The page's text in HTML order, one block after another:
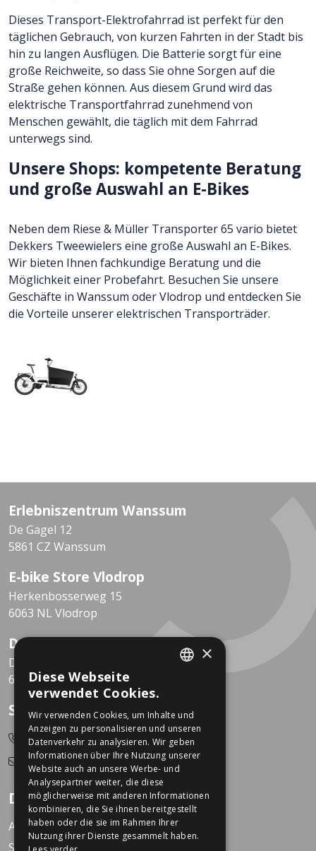
Dieses Transport-Elektrofahrrad ist perfekt für den
täglichen Gebrauch, von kurzen Fahrten in der Stadt bis
hin zu langen Ausflügen. Die Batterie sorgt für eine
große Reichweite, so dass Sie ohne Sorgen auf die
Straße gehen können. Aus diesem Grund wird das
elektrische Transportfahrrad zunehmend von
Menschen gewählt, die täglich mit dem Fahrrad
unterwegs sind.
Unsere Shops: kompetente Beratung
und große Auswahl an E-Bikes
Neben dem Riese & Müller Transporter 65 vario bietet
Dekkers Tweewielers eine große Auswahl an E-Bikes.
Wir bieten Ihnen fachkundige Beratung und die
Möglichkeit einer Probefahrt. Besuchen Sie unsere
Geschäfte in Wanssum oder Vlodrop und entdecken Sie
die Vorteile unserer elektrischen Transporträder.
Erlebniszentrum Wanssum
De Gagel 12
5861 CZ Wanssum
E-bike Store Vlodrop
Herkenbosserweg 15
6063 NL Vlodrop
Dekkers Valkenburg
De Leeuwhof 7
6301 KZ Valkenburg
So erreichen Sie uns
0478-532166
info@dekkerstweewielers.nl
Dekkers Zweiräder
Arbeiten bei Dekkers
Standorte
×
Diese Webseite
verwendet Cookies.
Wir verwenden Cookies, um Inhalte und
Anzeigen zu personalisieren und unseren
Datenverkehr zu analysieren. Wir geben
Informationen über Ihre Nutzung unserer
Website auch an unsere Werbe- und
Analysepartner weiter, die diese
möglicherweise mit anderen Informationen
kombinieren, die Sie ihnen bereitgestellt
haben oder die sie im Rahmen Ihrer
Nutzung ihrer Dienste gesammelt haben.